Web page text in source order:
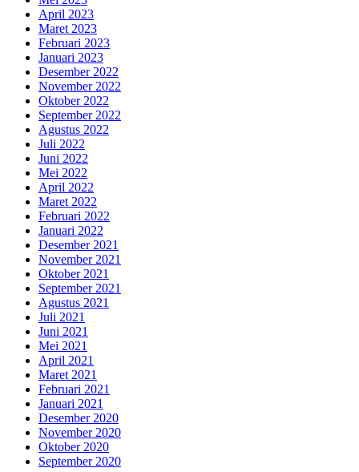
April 2023
Maret 2023
Februari 2023
Januari 2023
Desember 2022
November 2022
Oktober 2022
September 2022
Agustus 2022
Juli 2022
Juni 2022
Mei 2022
April 2022
Maret 2022
Februari 2022
Januari 2022
Desember 2021
November 2021
Oktober 2021
September 2021
Agustus 2021
Juli 2021
Juni 2021
Mei 2021
April 2021
Maret 2021
Februari 2021
Januari 2021
Desember 2020
November 2020
Oktober 2020
September 2020